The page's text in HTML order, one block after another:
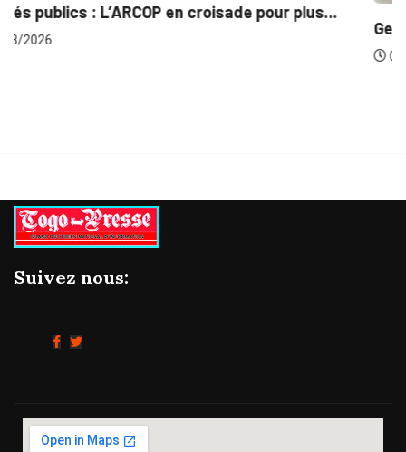
Gestion concertée et durable du Bassin du...
Suivez nous: